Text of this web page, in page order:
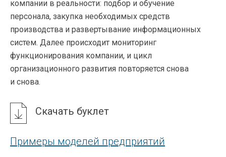
компании в реальности: подбор и обучение
персонала, закупка необходимых средств
производства и развертывание информационных
систем. Далее происходит мониторинг
функционирования компании, и цикл
организационного развития повторяется снова
и снова.
Скачать буклет
Примеры моделей предприятий